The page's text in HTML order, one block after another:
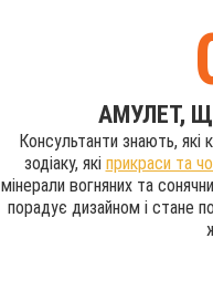
АМУЛЕТ,
Консультанти знають, які
зодіаку, які прикраси та
мінерали вогняних та
порадує дизайном і стане